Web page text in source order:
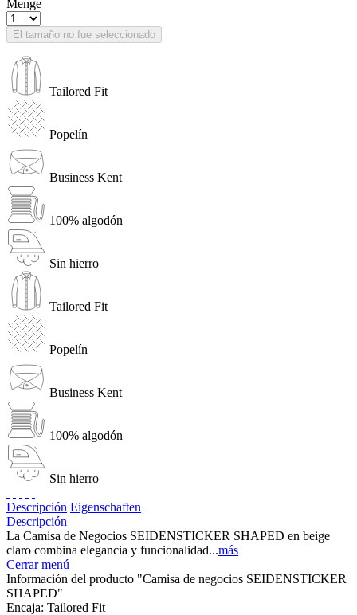
Menge
El tamaño no fue seleccionado
Tailored Fit
Popelín
Business Kent
100% algodón
Sin hierro
Tailored Fit
Popelín
Business Kent
100% algodón
Sin hierro
Descripción Eigenschaften
Descripción
La Camisa de Negocios SEIDENSTICKER SHAPED en beige
claro combina elegancia y funcionalidad...más
Cerrar menú
Información del producto "Camisa de negocios SEIDENSTICKER
SHAPED"
Encaja: Tailored Fit